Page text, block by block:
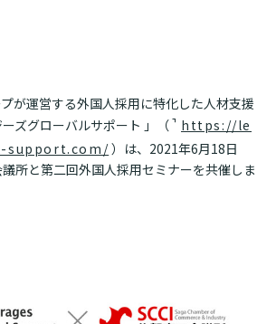
が運営する外国人採用に特化した人材支援
ズグローバルサポート 」（
https://le
support.com/）は、2021年6月18日
議所と第二回外国人採用セミナーを共催しま